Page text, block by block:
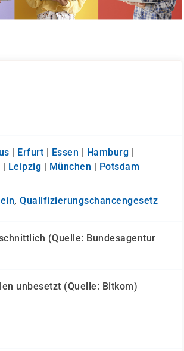
| Erfurt | Essen | Hamburg |
| Leipzig | München | Potsdam
, Qualifizierungs­chancen­gesetz
(Quelle: Bundesagentur
unbesetzt (Quelle: Bitkom)